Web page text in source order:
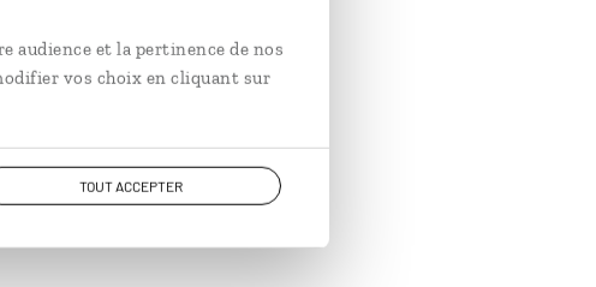
et la pertinence de nos
vos choix en cliquant sur
TOUT ACCEPTER
automobilistes, la